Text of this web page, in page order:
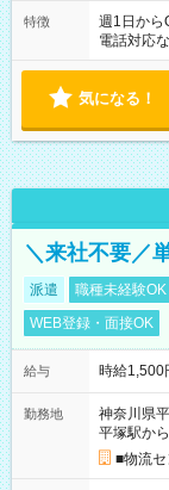
特徴 週1日から
電話対応
気になる！
＼来社不要／
派遣 職種未経験OK
WEB登録・面接OK
給与 時給1,500
勤務地
神奈川県
平塚駅か
■物流